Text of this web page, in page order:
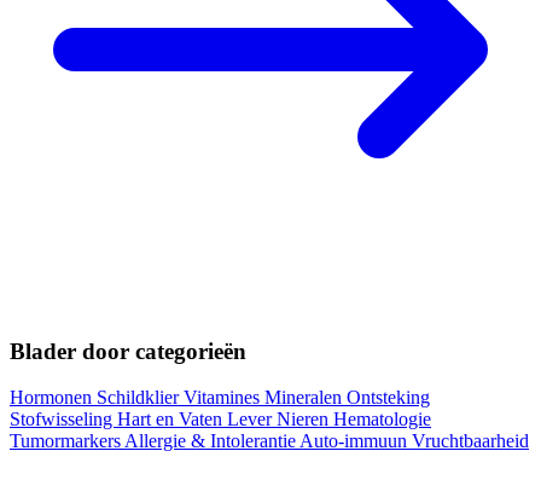
Blader door categorieën
Hormonen SchildklierVitamines Mineralen Ontsteking
Stofwisseling Hart en Vaten LeverNieren Hematologie
TumormarkersAllergie & IntolerantieAuto-immuun Vruchtbaarheid